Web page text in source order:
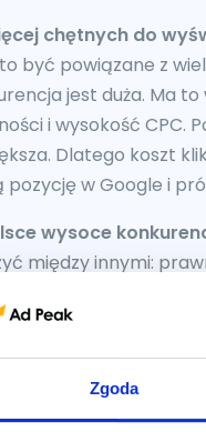
Zgoda
chętnych do
być powiązane z
jest duża. Ma
i wysokość CPC.
Dlatego koszt
pozycję w Google i
wysoce
między innymi:
Jednak jeśli
od tego gdzie